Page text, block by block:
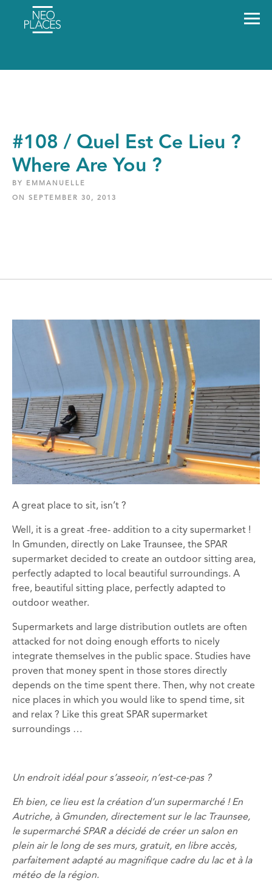
#108 / Quel Est Ce Lieu ?
Where Are You ?
BY EMMANUELLE
ON SEPTEMBER 30, 2013
A great place to sit, isn’t ?
Well, it is a great -free- addition to a city supermarket !
In Gmunden, directly on Lake Traunsee, the SPAR
supermarket decided to create an outdoor sitting area,
perfectly adapted to local beautiful surroundings. A
free, beautiful sitting place, perfectly adapted to
outdoor weather.
Supermarkets and large distribution outlets are often
attacked for not doing enough efforts to nicely
integrate themselves in the public space. Studies have
proven that money spent in those stores directly
depends on the time spent there. Then, why not create
nice places in which you would like to spend time, sit
and relax ? Like this great SPAR supermarket
surroundings …
Un endroit idéal pour s’asseoir, n’est-ce-pas ?
Eh bien, ce lieu est la création d’un supermarché ! En
Autriche, à Gmunden, directement sur ​​le lac Traunsee,
le supermarché SPAR a décidé de créer un salon en
plein air le long de ses murs, gratuit, en libre accès,
parfaitement adapté au magnifique cadre du lac et à la
météo de la région.